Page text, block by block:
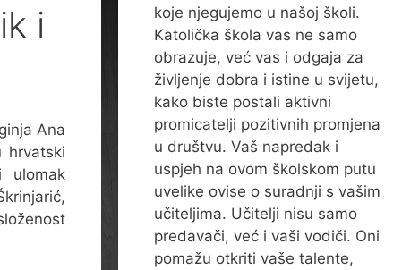
i
Ana
hrvatski
ulomak
koje njegujemo u našoj školi.
Katolička škola vas ne samo
obrazuje, već vas i odgaja za
življenje dobra i istine u svijetu,
kako biste postali aktivni
promicatelji pozitivnih promjena
u društvu. Vaš napredak i
uspjeh na ovom školskom putu
uvelike ovise o suradnji s vašim
učiteljima. Učitelji nisu samo
predavači, već i vaši vodiči. Oni
pomažu otkriti vaše talente,